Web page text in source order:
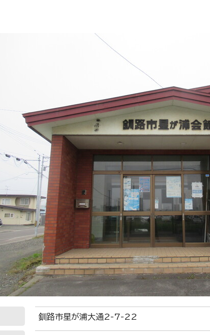
釧路市星が浦大通2-7-22